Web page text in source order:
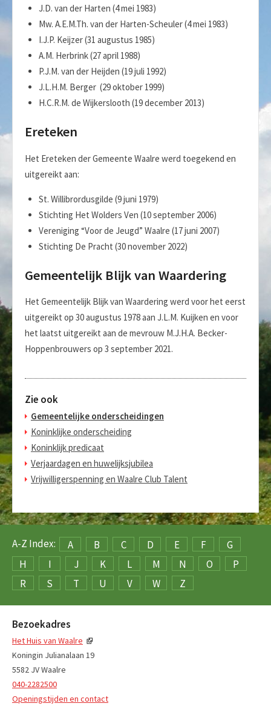
J.D. van der Harten (4 mei 1983)
Mw. A.E.M.Th. van der Harten-Scheuler (4 mei 1983)
I.J.P. Keijzer (31 augustus 1985)
A.M. Herbrink (27 april 1988)
P.J.M. van der Heijden (19 juli 1992)
J.L.H.M. Berger (29 oktober 1999)
H.C.R.M. de Wijkerslooth (19 december 2013)
Ereteken
Het Ereteken der Gemeente Waalre werd toegekend en
uitgereikt aan:
St. Willibrordusgilde (9 juni 1979)
Stichting Het Wolders Ven (10 september 2006)
Vereniging “Voor de Jeugd” Waalre (17 juni 2007)
Stichting De Pracht (30 november 2022)
Gemeentelijk Blijk van Waardering
Het Gemeentelijk Blijk van Waardering werd voor het eerst
uitgereikt op 30 augustus 1978 aan J.L.M. Kuijken en voor
het laatst uitgereikt aan de mevrouw M.J.H.A. Becker-
Hoppenbrouwers op 3 september 2021.
Zie ook
Gemeentelijke onderscheidingen
Koninklijke onderscheiding
Koninklijk predicaat
Verjaardagen en huwelijksjubilea
Vrijwilligerspenning en Waalre Club Talent
A-Z Index: A B C D E F
G
H
I J K L M N O
P
R
S T U V W Z
Bezoekadres
Het Huis van Waalre
Koningin Julianalaan 19
5582 JV Waalre
040-2282500
Openingstijden en contact